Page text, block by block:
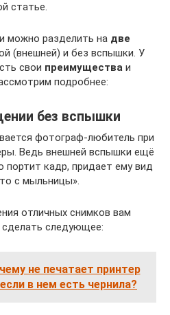
статье.
можно разделить на две
(внешней) и без вспышки. У
свои преимуществаи
подробнее:
без вспышки
фотограф-любитель при
Ведь внешней вспышки ещё
портит кадр, придает ему вид
с мыльницы».
отличных снимков вам
следующее:
не печатает принтер
в нем есть чернила?